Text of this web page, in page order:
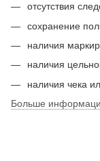
отсутствия
сохранение
наличия
наличия
наличия чека
Больше